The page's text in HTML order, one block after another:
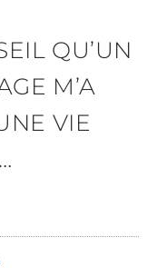
QU’UN
M’A
VIE